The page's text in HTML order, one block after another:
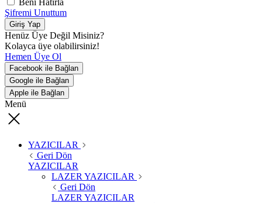
Beni Hatırla
Şifremi Unuttum
Giriş Yap
Henüz Üye Değil Misiniz?
Kolayca üye olabilirsiniz!
Hemen Üye Ol
Facebook ile Bağlan
Google ile Bağlan
Apple ile Bağlan
Menü
YAZICILAR
Geri Dön
YAZICILAR
LAZER YAZICILAR
Geri Dön
LAZER YAZICILAR